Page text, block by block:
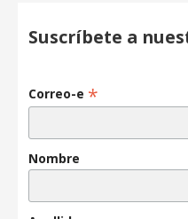
Suscríbete a
Correo-e *
Nombre